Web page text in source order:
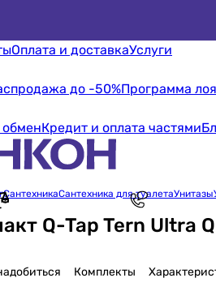
Оплата и доставкаУслуги
до -50%Программа
обменКредит и оплата частями
СантехникаСантехника для туалетаУнитазы
Q-Tap Tern Ultra
Комплекты